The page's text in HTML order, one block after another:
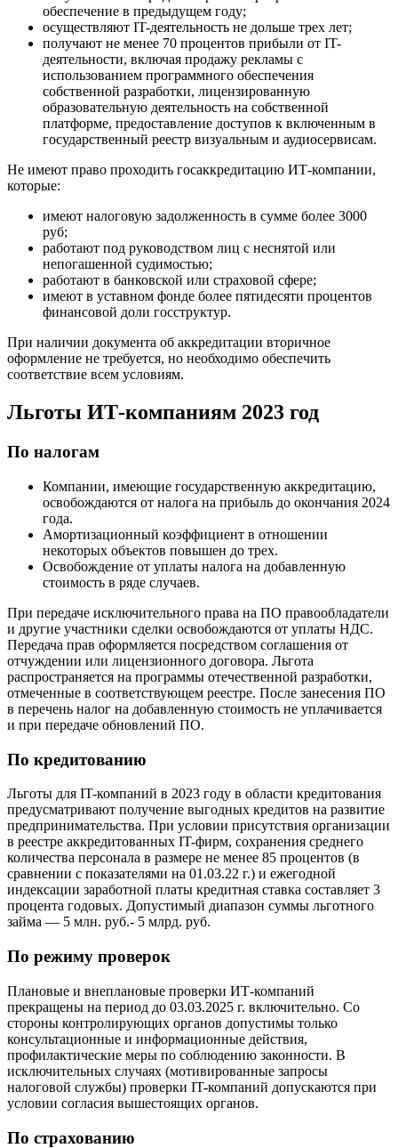
обеспечение в предыдущем году;
осуществляют IT-деятельность не дольше трех лет;
получают не менее 70 процентов прибыли от IT-
деятельности, включая продажу рекламы с
использованием программного обеспечения
собственной разработки, лицензированную
образовательную деятельность на собственной
платформе, предоставление доступов к включенным в
государственный реестр визуальным и аудиосервисам.
Не имеют право проходить госаккредитацию ИТ-компании,
которые:
имеют налоговую задолженность в сумме более 3000
руб;
работают под руководством лиц с неснятой или
непогашенной судимостью;
работают в банковской или страховой сфере;
имеют в уставном фонде более пятидесяти процентов
финансовой доли госструктур.
При наличии документа об аккредитации вторичное
оформление не требуется, но необходимо обеспечить
соответствие всем условиям.
Льготы ИТ-компаниям 2023 год
По налогам
Компании, имеющие государственную аккредитацию,
освобождаются от налога на прибыль до окончания 2024
года.
Амортизационный коэффициент в отношении
некоторых объектов повышен до трех.
Освобождение от уплаты налога на добавленную
стоимость в ряде случаев.
При передаче исключительного права на ПО правообладатели
и другие участники сделки освобождаются от уплаты НДС.
Передача прав оформляется посредством соглашения от
отчуждении или лицензионного договора. Льгота
распространяется на программы отечественной разработки,
отмеченные в соответствующем реестре. После занесения ПО
в перечень налог на добавленную стоимость не уплачивается
и при передаче обновлений ПО.
По кредитованию
Льготы для IT-компаний в 2023 году в области кредитования
предусматривают получение выгодных кредитов на развитие
предпринимательства. При условии присутствия организации
в реестре аккредитованных IT-фирм, сохранения среднего
количества персонала в размере не менее 85 процентов (в
сравнении с показателями на 01.03.22 г.) и ежегодной
индексации заработной платы кредитная ставка составляет 3
процента годовых. Допустимый диапазон суммы льготного
займа — 5 млн. руб.- 5 млрд. руб.
По режиму проверок
Плановые и внеплановые проверки ИТ-компаний
прекращены на период до 03.03.2025 г. включительно. Со
стороны контролирующих органов допустимы только
консультационные и информационные действия,
профилактические меры по соблюдению законности. В
исключительных случаях (мотивированные запросы
налоговой службы) проверки IT-компаний допускаются при
условии согласия вышестоящих органов.
По страхованию